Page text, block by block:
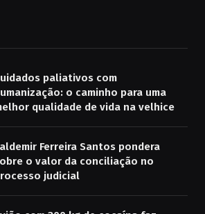
paliativos com
o caminho para uma
qualidade de vida na velhice
Ferreira Santos pondera
o valor da conciliação no
judicial